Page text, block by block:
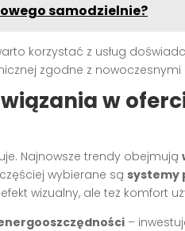
samodzielnie?
korzystać z usług
zgodne z
w
Najnowsze trendy obejmują
wybierane są systemy
wizualny, ale też komfort
–